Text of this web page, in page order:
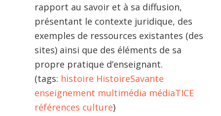
rapport au savoir et à sa diffusion,
présentant le contexte juridique, des
exemples de ressources existantes (des
sites) ainsi que des éléments de sa
propre pratique d’enseignant.
(tags: histoire HistoireSavante
enseignement multimédia médiaTICE
références culture)